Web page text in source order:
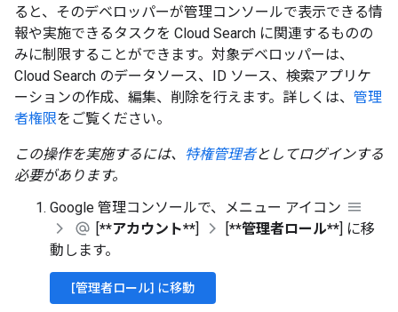
ると、そのデベロッパーが管理コンソールで表示できる情
報や実施できるタスクを Cloud Search に関連するものの
みに制限することができます。対象デベロッパーは、
Cloud Search のデータソース、ID ソース、検索アプリケ
ーションの作成、編集、削除を行えます。詳しくは、 管理
者権限をご覧ください。
この操作を実施するには、 特権管理者としてログインする
必要があります。
Google 管理コンソールで、メニュー アイコン
[**アカウント**] [**管理者ロール**] に移
動します。
[管理者ロール] に移動